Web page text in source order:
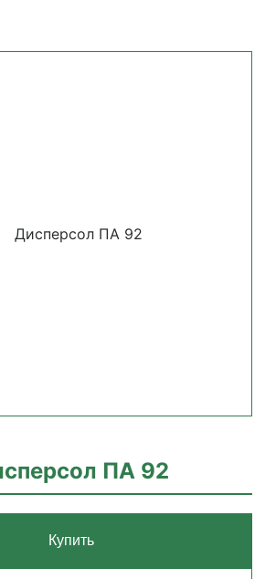
ПА 92
Купить